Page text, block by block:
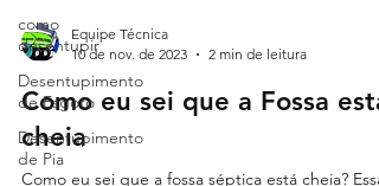
como
desentupir
Desentupimento
de Esgoto
Desentupimento
de Pia
Equipe Técnica
10 de nov. de 2023
2 min de leitura
Como eu sei que a Fossa esta